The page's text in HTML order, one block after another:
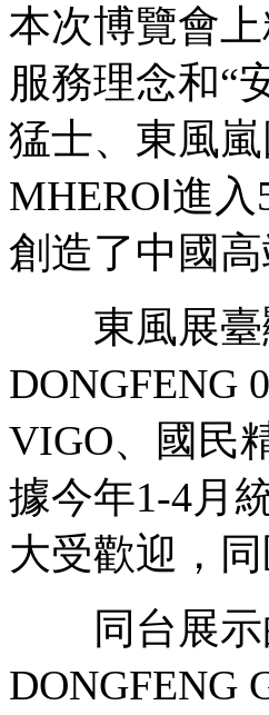
本次博覽會
服務理念和“
猛士、東風
MHEROⅠ進
創造了中國
東風展臺
DONGFENG
VIGO、國民
據今年1-4月
大受歡迎，
同台展示的
DONGFENG